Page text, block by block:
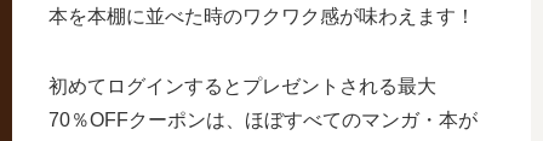
本を本棚に並べた時のワクワク感が味わえます！
初めてログインするとプレゼントされる最大
70％OFFクーポンは、ほぼすべてのマンガ・本が